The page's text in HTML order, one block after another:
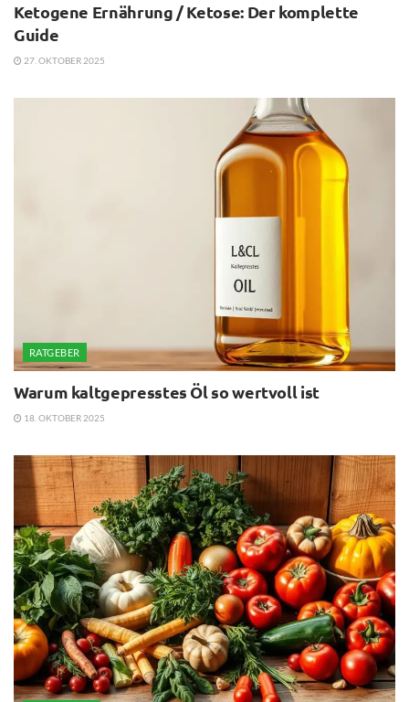
Ketogene Ernährung / Ketose: Der komplette
Guide
27. OKTOBER 2025
RATGEBER
Warum kaltgepresstes Öl so wertvoll ist
18. OKTOBER 2025